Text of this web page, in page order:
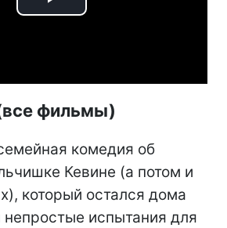
Play
фильмы)
комедия об
Кевине (а потом и
который остался дома
испытания для